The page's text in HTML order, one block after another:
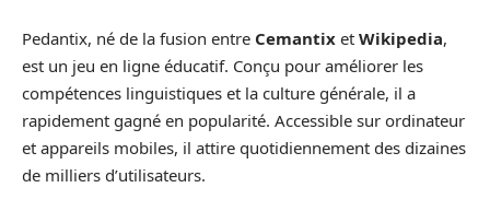
Pedantix, né de la fusion entre Cemantix et Wikipedia,
est un jeu en ligne éducatif. Conçu pour améliorer les
compétences linguistiques et la culture générale, il a
rapidement gagné en popularité. Accessible sur ordinateur
et appareils mobiles, il attire quotidiennement des dizaines
de milliers d’utilisateurs.